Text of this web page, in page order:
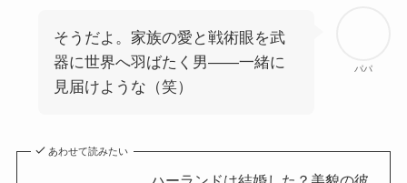
パパ
そうだよ。家族の愛と戦術眼を武
器に世界へ羽ばたく男——一緒に
見届けような（笑）
あわせて読みたい